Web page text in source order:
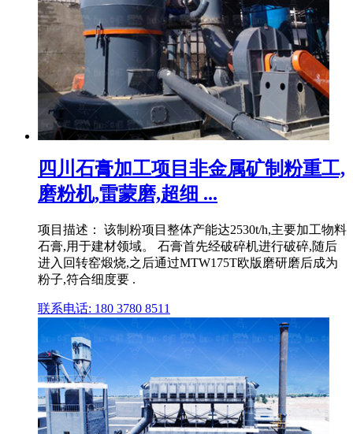
四川石膏加工项目非金属矿制粉重工,
磨粉机,雷蒙磨,超细 ...
项目描述： 该制粉项目整体产能达2530t/h,主要加工物料
石膏,用于建材领域。 石膏首先经破碎机进行破碎,随后
进入回转窑煅烧,之后通过MTW175T欧版磨研磨后成为
粉子,符合细度要 .
联系电话: 180 3780 8511